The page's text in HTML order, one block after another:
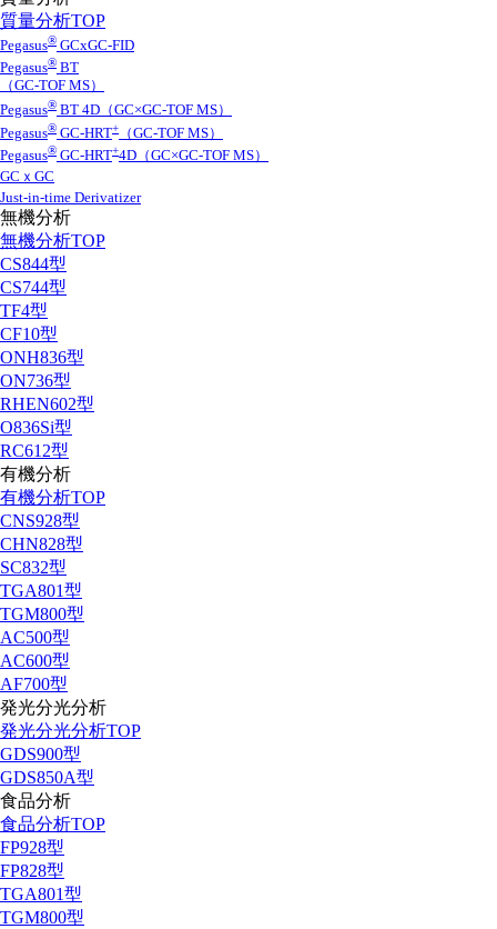
質量分析TOP
Pegasus® GCxGC-FID
Pegasus® BT
（GC-TOF MS）
Pegasus® BT 4D（GC×GC-TOF MS）
Pegasus® GC-HRT+
（GC-TOF MS）
Pegasus® GC-HRT+4D（GC×GC-TOF MS）
GCｘGC
Just-in-time Derivatizer
無機分析
無機分析TOP
CS844型
CS744型
TF4型
CF10型
ONH836型
ON736型
RHEN602型
O836Si型
RC612型
有機分析
有機分析TOP
CNS928型
CHN828型
SC832型
TGA801型
TGM800型
AC500型
AC600型
AF700型
発光分光分析
発光分光分析TOP
GDS900型
GDS850A型
食品分析
食品分析TOP
FP928型
FP828型
TGA801型
TGM800型